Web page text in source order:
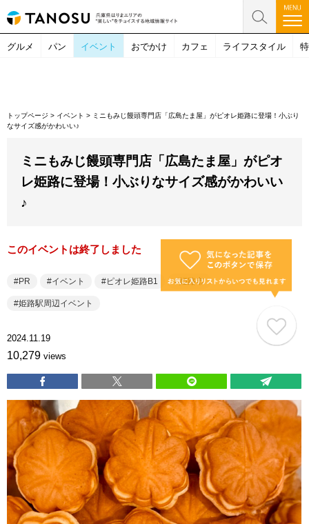
グルメ パン イベント おでかけ カフェ ライフスタイル
トップページ > イベント > ミニもみじ饅頭専門店「広島たま屋」がピオレ姫路に登場！小ぶり
なサイズ感がかわいい♪
ミニもみじ饅頭専門店「広島たま屋」がピオ
レ姫路に登場！小ぶりなサイズ感がかわいい
♪
このイベントは終了しました
PR イベント ピオレ姫路B1 姫路市
姫路駅周辺イベント
2024.11.19
10,279 views